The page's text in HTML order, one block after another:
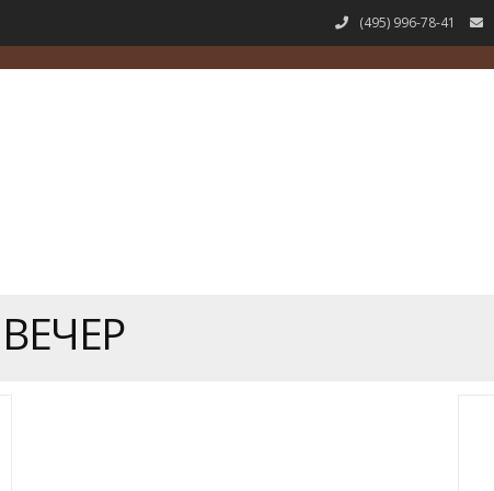
(495) 996-78-41